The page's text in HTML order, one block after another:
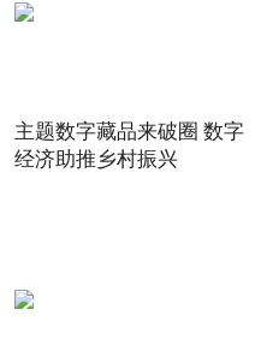
主题数字藏品来破圈 数字
经济助推乡村振兴